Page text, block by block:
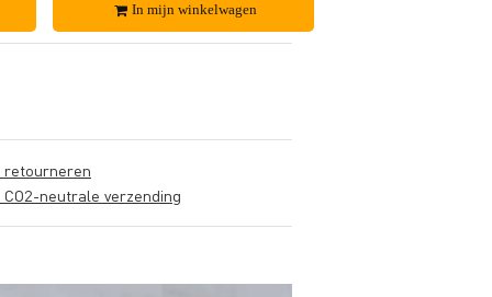
In mijn winkelwagen
retourneren
CO2-neutrale verzending